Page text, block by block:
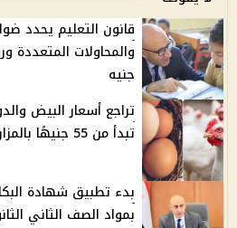
قانون التعليم يحدد
جنيه
تراجع أسعار البيض
تبدأ من 55 جنيهًا بالمزارع
بمواد الصف الثاني